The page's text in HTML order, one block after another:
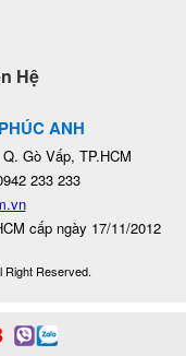
Hệ
ANH
Gò Vấp, TP.HCM
233 233
cấp ngày 17/11/2012
Right Reserved.